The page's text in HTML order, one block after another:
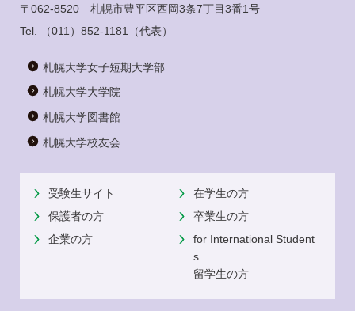
〒062-8520 札幌市豊平区西岡3条7丁目3番1号
Tel.
（011）852-1181 （代表）
札幌大学女子短期大学部
札幌大学大学院
札幌大学図書館
札幌大学校友会
受験生サイト
在学生の方
保護者の方
卒業生の方
企業の方
for International Student
s
留学生の方